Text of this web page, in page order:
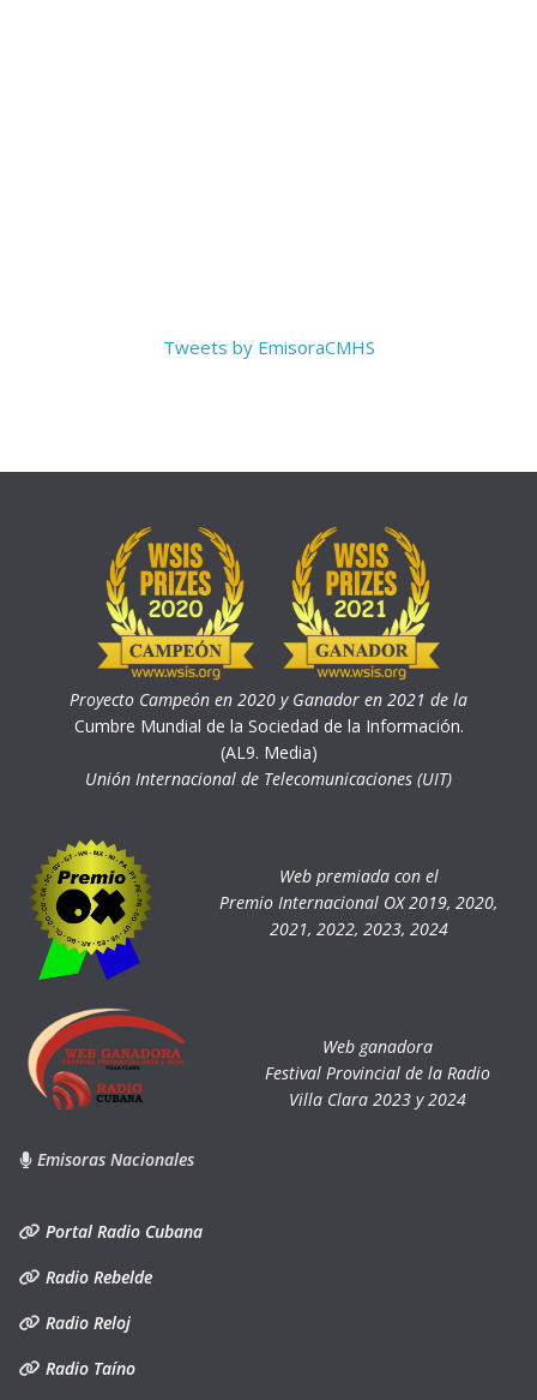
Tweets by EmisoraCMHS
Proyecto Campeón en 2020 y Ganador en 2021 de la
Cumbre Mundial de la Sociedad de la Información.
(AL9. Media)
Unión Internacional de Telecomunicaciones (UIT)
Web premiada con el
Premio Internacional OX 2019, 2020,
2021, 2022, 2023, 2024
Web ganadora
Festival Provincial de la Radio
Villa Clara 2023 y 2024
Emisoras Nacionales
Portal Radio Cubana
Radio Rebelde
Radio Reloj
Radio Taíno